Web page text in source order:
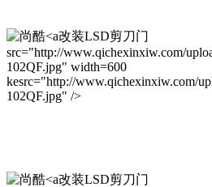
改装LSD剪刀门
src="http://www.qichexinxiw.com/
102QF.jpg" width=600
kesrc="http://www.qichexinxiw.com/
102QF.jpg" />
改装LSD剪刀门